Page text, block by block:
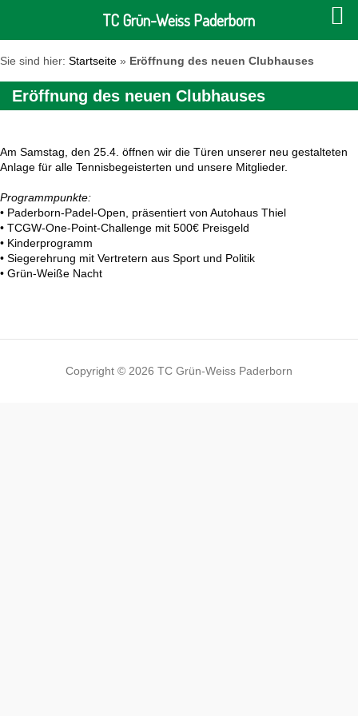
Sie sind hier: Startseite » Eröffnung des neuen Clubhauses
Eröffnung des neuen Clubhauses
Am Samstag, den 25.4. öffnen wir die Türen unserer neu gestalteten
Anlage für alle Tennisbegeisterten und unsere Mitglieder.
Programmpunkte:
•⁠ ⁠Paderborn-Padel-Open, präsentiert von Autohaus Thiel
•⁠ ⁠TCGW-One-Point-Challenge mit 500€ Preisgeld
•⁠ ⁠Kinderprogramm
•⁠ ⁠Siegerehrung mit Vertretern aus Sport und Politik
•⁠ ⁠Grün-Weiße Nacht
Copyright © 2026 TC Grün-Weiss Paderborn
TC Grün-Weiss Paderborn